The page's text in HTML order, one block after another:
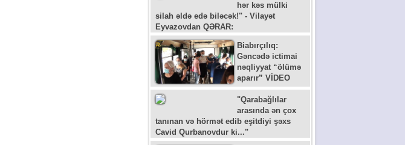
hər kəs mülki
silah əldə edə biləcək!" - Vilayət
Eyvazovdan QƏRAR:
Biabırçılıq:
Gəncədə ictimai
nəqliyyat “ölümə
aparır” VİDEO
"Qarabağlılar
arasında ən çox
tanınan və hörmət edib eşitdiyi şəxs
Cavid Qurbanovdur ki..."